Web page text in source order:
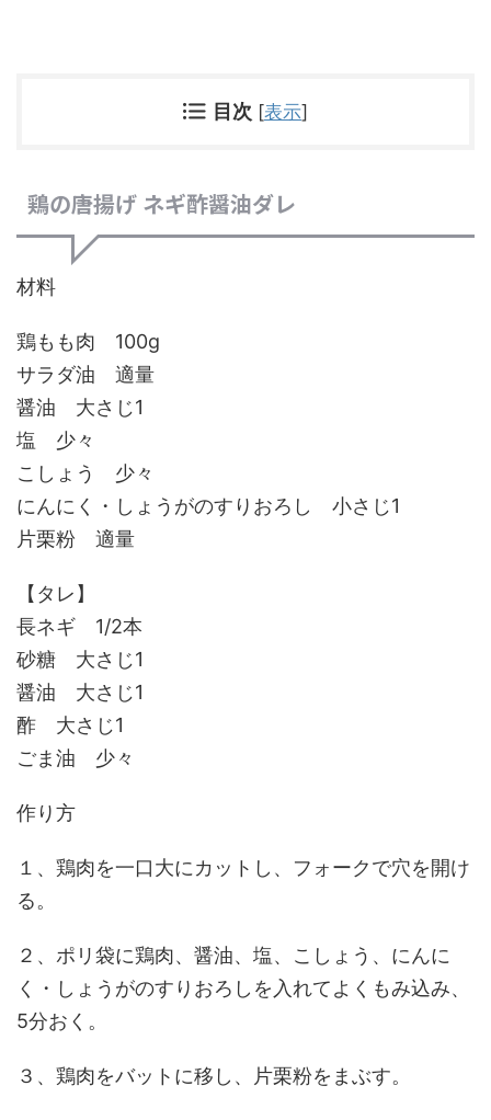
目次 [表示]
鶏の唐揚げ ネギ酢醤油ダレ
材料
鶏もも肉 100g
サラダ油 適量
醤油 大さじ1
塩 少々
こしょう 少々
にんにく・しょうがのすりおろし 小さじ1
片栗粉 適量
【タレ】
長ネギ 1/2本
砂糖 大さじ1
醤油 大さじ1
酢 大さじ1
ごま油 少々
作り方
１、鶏肉を一口大にカットし、フォークで穴を開け
る。
２、ポリ袋に鶏肉、醤油、塩、こしょう、にんに
く・しょうがのすりおろしを入れてよくもみ込み、
5分おく。
３、鶏肉をバットに移し、片栗粉をまぶす。